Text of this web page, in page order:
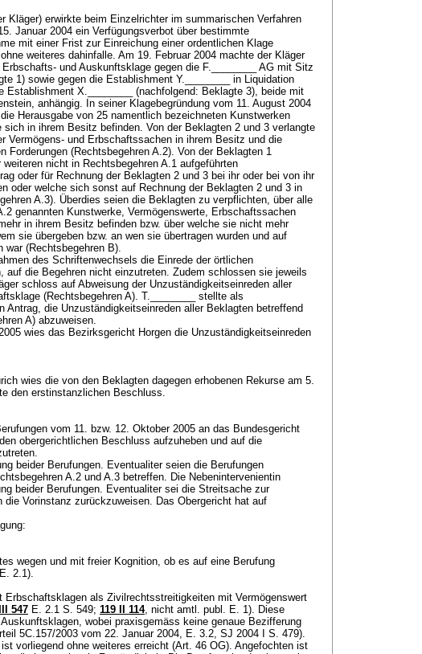
Kläger) erwirkte beim Einzelrichter im summarischen Verfahren
Januar 2004 ein Verfügungsverbot über bestimmte
mit einer Frist zur Einreichung einer ordentlichen Klage
weiteres dahinfalle. Am 19. Februar 2004 machte der Kläger
und Auskunftsklage gegen die F.________ AG mit Sitz
1) sowie gegen die Establishment Y.________ in Liquidation
Establishment X.________ (nachfolgend: Beklagte 3), beide mit
anhängig. In seiner Klagebegründung vom 11. August 2004
Herausgabe von 25 namentlich bezeichneten Kunstwerken
in ihrem Besitz befinden. Von der Beklagten 2 und 3 verlangte
Vermögens- und Erbschaftssachen in ihrem Besitz und die
Forderungen (Rechtsbegehren A.2). Von der Beklagten 1
nicht in Rechtsbegehren A.1 aufgeführten
oder für Rechnung der Beklagten 2 und 3 bei ihr oder bei von ihr
oder welche sich sonst auf Rechnung der Beklagten 2 und 3 in
A.3). Überdies seien die Beklagten zu verpflichten, über alle
genannten Kunstwerke, Vermögenswerte, Erbschaftssachen
in ihrem Besitz befinden bzw. über welche sie nicht mehr
sie übergeben bzw. an wen sie übertragen wurden und auf
war (Rechtsbegehren B).
des Schriftenwechsels die Einrede der örtlichen
auf die Begehren nicht einzutreten. Zudem schlossen sie jeweils
schloss auf Abweisung der Unzuständigkeitseinreden aller
(Rechtsbegehren A). T.________ stellte als
Antrag, die Unzuständigkeitseinreden aller Beklagten betreffend
A) abzuweisen.
wies das Bezirksgericht Horgen die Unzuständigkeitseinreden
wies die von den Beklagten dagegen erhobenen Rekurse am 5.
den erstinstanzlichen Beschluss.
vom 11. bzw. 12. Oktober 2005 an das Bundesgericht
obergerichtlichen Beschluss aufzuheben und auf die
beider Berufungen. Eventualiter seien die Berufungen
A.2 und A.3 betreffen. Die Nebenintervenientin
beider Berufungen. Eventualiter sei die Streitsache zur
die Vorinstanz zurückzuweisen. Das Obergericht hat auf
wegen und mit freier Kognition, ob es auf eine Berufung
E. 2.1).
Erbschaftsklagen als Zivilrechtsstreitigkeiten mit Vermögenswert
547 E. 2.1 S. 549; 119 II 114, nicht amtl. publ. E. 1). Diese
wobei praxisgemäss keine genaue Bezifferung
5C.157/2003 vom 22. Januar 2004, E. 3.2, SJ 2004 I S. 479).
vorliegend ohne weiteres erreicht (Art. 46 OG). Angefochten ist